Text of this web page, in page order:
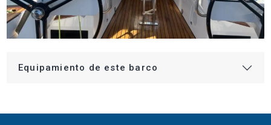
Equipamiento de este barco